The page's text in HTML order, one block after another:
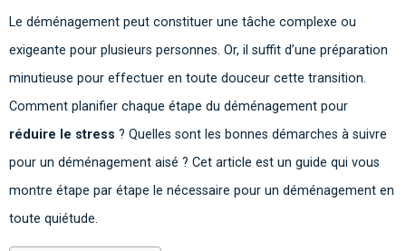
Le déménagement peut constituer une tâche complexe ou
exigeante pour plusieurs personnes. Or, il suffit d’une préparation
minutieuse pour effectuer en toute douceur cette transition.
Comment planifier chaque étape du déménagement pour
réduire le stress ? Quelles sont les bonnes démarches à suivre
pour un déménagement aisé ? Cet article est un guide qui vous
montre étape par étape le nécessaire pour un déménagement en
toute quiétude.